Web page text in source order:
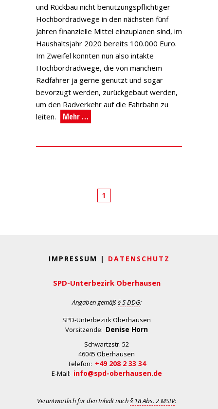
und Rückbau nicht benutzungspflichtiger
Hochbordradwege in den nächsten fünf
Jahren finanzielle Mittel einzuplanen sind, im
Haushaltsjahr 2020 bereits 100.000 Euro.
Im Zweifel könnten nun also intakte
Hochbordradwege, die von manchem
Radfahrer ja gerne genutzt und sogar
bevorzugt werden, zurückgebaut werden,
um den Radverkehr auf die Fahrbahn zu
leiten.
Mehr …
1
IMPRESSUM | DATENSCHUTZ
SPD-Unterbezirk Oberhausen
Angaben gemäß § 5 DDG:
SPD-Unterbezirk Oberhausen
Vorsitzende: Denise Horn
Schwartzstr. 52
46045 Oberhausen
Telefon: +49 208 2 33 34
E-Mail: info@spd-oberhausen.de
Verantwortlich für den Inhalt nach§ 18 Abs. 2 MStV: